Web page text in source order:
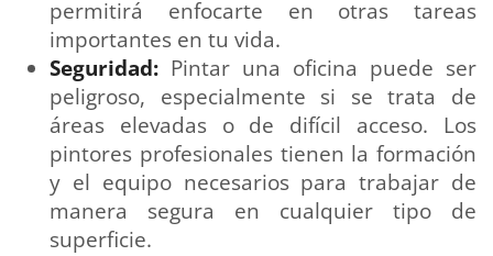
permitirá enfocarte en otras tareas
importantes en tu vida.
Seguridad: Pintar una oficina puede ser
peligroso, especialmente si se trata de
áreas elevadas o de difícil acceso. Los
pintores profesionales tienen la formación
y el equipo necesarios para trabajar de
manera segura en cualquier tipo de
superficie.